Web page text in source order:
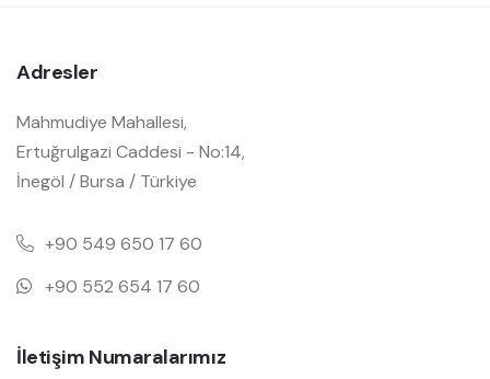
Adresler
Mahmudiye Mahallesi,
Ertuğrulgazi Caddesi - No:14,
İnegöl / Bursa / Türkiye
+90 549 650 17 60
+90 552 654 17 60
İletişim Numaralarımız